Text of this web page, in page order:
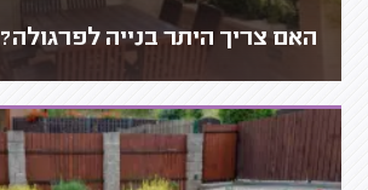
האם צריך היתר בנייה לפרגולה?